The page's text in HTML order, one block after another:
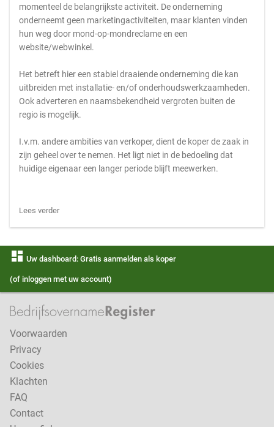
momenteel de belangrijkste activiteit. De onderneming
onderneemt geen marketingactiviteiten, maar klanten vinden
hun weg door mond-op-mondreclame en een
website/webwinkel.
Het betreft hier een stabiel draaiende onderneming die kan
uitbreiden met installatie- en/of onderhoudswerkzaamheden.
Ook adverteren en naamsbekendheid vergroten buiten de
regio is mogelijk.
I.v.m. andere ambities van verkoper, dient de koper de zaak in
zijn geheel over te nemen. Het ligt niet in de bedoeling dat
huidige eigenaar een langer periode blijft meewerken.
Lees verder
dashboard Uw dashboard: Gratis aanmelden als koper
(of inloggen met uw account)
Voorwaarden
Privacy
Cookies
Klachten
FAQ
Contact